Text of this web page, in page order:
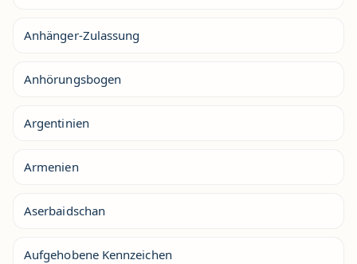
Anhänger-Zulassung
Anhörungsbogen
Argentinien
Armenien
Aserbaidschan
Aufgehobene Kennzeichen